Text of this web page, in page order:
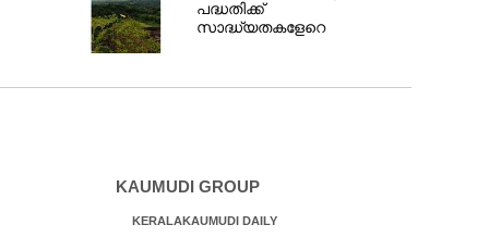
പദ്ധതിക്ക്
സാദ്ധ്യതകളേറെ
KAUMUDI GROUP
KERALAKAUMUDI DAILY